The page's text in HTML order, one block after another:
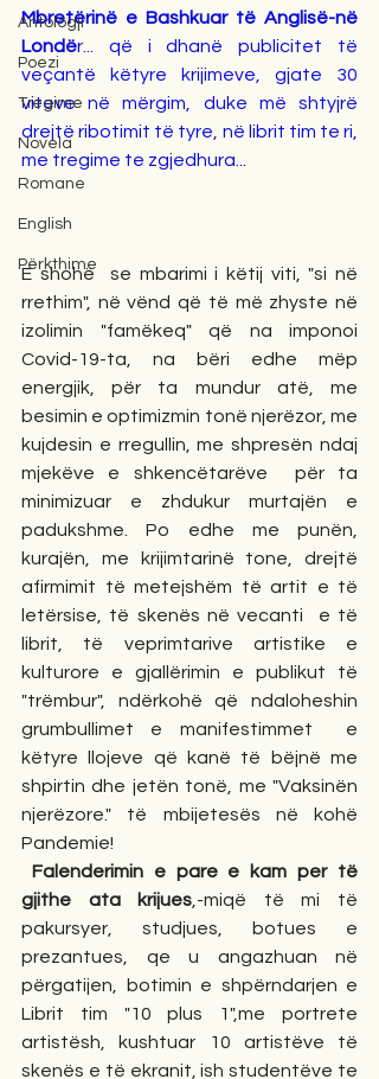
Antologji
Poezi
Tregime
Novela
Romane
English
Përkthime
Mbretërinë e Bashkuar të Anglisë-në
Londër... që i dhanë publicitet të
veçantë këtyre krijimeve, gjate 30
viteve në mërgim, duke më shtyjrë
drejtë ribotimit të tyre, në librit tim te ri,
me tregime te zgjedhura...
E shohë  se mbarimi i këtij viti, "si në
rrethim", në vënd që të më zhyste në
izolimin "famëkeq" që na imponoi
Covid-19-ta, na bëri edhe mëp
energjik, për ta mundur atë, me
besimin e optimizmin tonë njerëzor, me
kujdesin e rregullin, me shpresën ndaj
mjekëve e shkencëtarëve  për ta
minimizuar e zhdukur murtajën e
padukshme. Po edhe me punën,
kurajën, me krijimtarinë tone, drejtë
afirmimit të metejshëm të artit e të
letërsise, të skenës në vecanti  e të
librit, të veprimtarive artistike e
kulturore e gjallërimin e publikut të
"trëmbur", ndërkohë që ndaloheshin
grumbullimet e manifestimmet  e
këtyre llojeve që kanë të bëjnë me
shpirtin dhe jetën tonë, me "Vaksinën
njerëzore." të mbijetesës në kohë
Pandemie!
gjithe ata krijues ,-miqë të mi të
pakursyer, studjues, botues e
prezantues, qe u angazhuan në
përgatijen, botimin e shpërndarjen e
Librit tim "10 plus 1",me portrete
artistësh, kushtuar 10 artistëve të
skenës e të ekranit, ish studentëve te